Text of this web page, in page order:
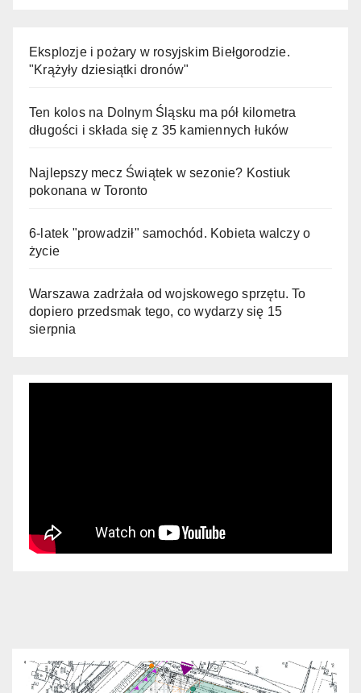
Eksplozje i pożary w rosyjskim Biełgorodzie.
"Krążyły dziesiątki dronów"
Ten kolos na Dolnym Śląsku ma pół kilometra
długości i składa się z 35 kamiennych łuków
Najlepszy mecz Świątek w sezonie? Kostiuk
pokonana w Toronto
6-latek "prowadził" samochód. Kobieta walczy o
życie
Warszawa zadrżała od wojskowego sprzętu. To
dopiero przedsmak tego, co wydarzy się 15
sierpnia